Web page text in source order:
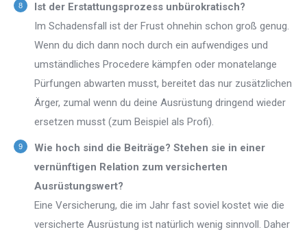
Ist der Erstattungsprozess unbürokratisch?
Im Schadensfall ist der Frust ohnehin schon groß genug.
Wenn du dich dann noch durch ein aufwendiges und
umständliches Procedere kämpfen oder monatelange
Pürfungen abwarten musst, bereitet das nur zusätzlichen
Ärger, zumal wenn du deine Ausrüstung dringend wieder
ersetzen musst (zum Beispiel als Profi).
Wie hoch sind die Beiträge? Stehen sie in einer
vernünftigen Relation zum versicherten
Ausrüstungswert?
Eine Versicherung, die im Jahr fast soviel kostet wie die
versicherte Ausrüstung ist natürlich wenig sinnvoll. Daher